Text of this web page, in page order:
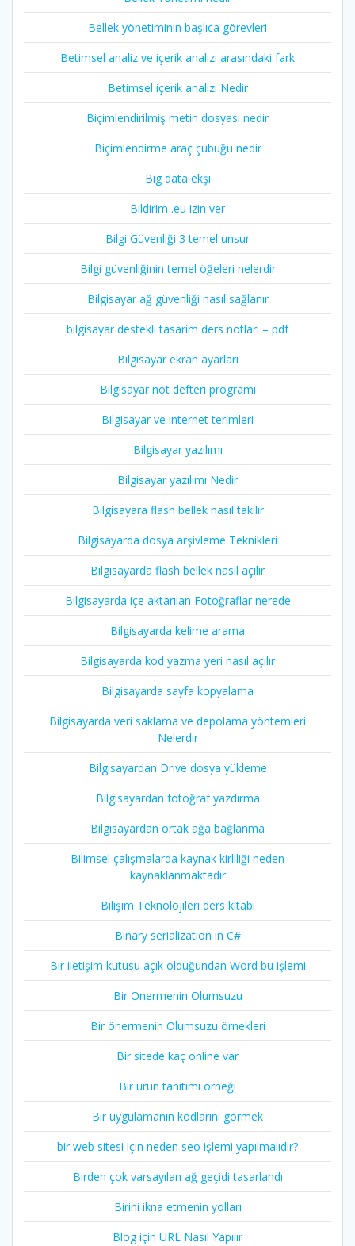
Bellek yönetiminin başlıca görevleri
Betimsel analiz ve içerik analizi arasındaki fark
Betimsel içerik analizi Nedir
Biçimlendirilmiş metin dosyası nedir
Biçimlendirme araç çubuğu nedir
Big data ekşi
Bildirim .eu izin ver
Bilgi Güvenliği 3 temel unsur
Bilgi güvenliğinin temel öğeleri nelerdir
Bilgisayar ağ güvenliği nasıl sağlanır
bilgisayar destekli tasarim ders notları – pdf
Bilgisayar ekran ayarları
Bilgisayar not defteri programı
Bilgisayar ve internet terimleri
Bilgisayar yazılımı
Bilgisayar yazılımı Nedir
Bilgisayara flash bellek nasıl takılır
Bilgisayarda dosya arşivleme Teknikleri
Bilgisayarda flash bellek nasıl açılır
Bilgisayarda içe aktarılan Fotoğraflar nerede
Bilgisayarda kelime arama
Bilgisayarda kod yazma yeri nasıl açılır
Bilgisayarda sayfa kopyalama
Bilgisayarda veri saklama ve depolama yöntemleri
Nelerdir
Bilgisayardan Drive dosya yükleme
Bilgisayardan fotoğraf yazdırma
Bilgisayardan ortak ağa bağlanma
Bilimsel çalışmalarda kaynak kirliliği neden
kaynaklanmaktadır
Bilişim Teknolojileri ders kitabı
Binary serialization in C#
Bir iletişim kutusu açık olduğundan Word bu işlemi
Bir Önermenin Olumsuzu
Bir önermenin Olumsuzu örnekleri
Bir sitede kaç online var
Bir ürün tanıtımı örneği
Bir uygulamanın kodlarını görmek
bir web sitesi için neden seo işlemi yapılmalıdır?
Birden çok varsayılan ağ geçidi tasarlandı
Birini ikna etmenin yolları
Blog için URL Nasıl Yapılır